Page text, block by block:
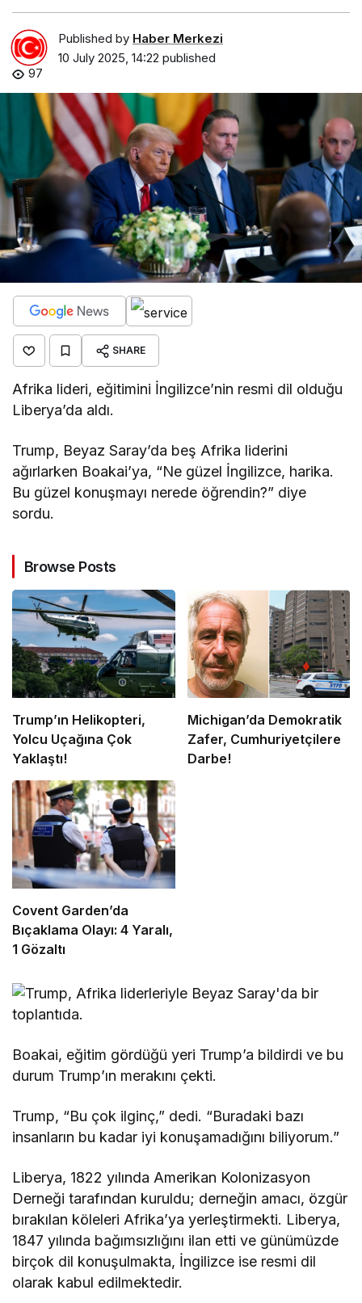
Published by Haber Merkezi
10 July 2025, 14:22 published
97
SHARE
Afrika lideri, eğitimini İngilizce’nin resmi dil olduğu
Liberya’da aldı.
Trump, Beyaz Saray’da beş Afrika liderini
ağırlarken Boakai’ya, “Ne güzel İngilizce, harika.
Bu güzel konuşmayı nerede öğrendin?” diye
sordu.
Browse Posts
Trump’ın Helikopteri,
Yolcu Uçağına Çok
Yaklaştı!
Michigan’da Demokratik
Zafer, Cumhuriyetçilere
Darbe!
Covent Garden’da
Bıçaklama Olayı: 4 Yaralı,
1 Gözaltı
Boakai, eğitim gördüğü yeri Trump’a bildirdi ve bu
durum Trump’ın merakını çekti.
Trump, “Bu çok ilginç,” dedi. “Buradaki bazı
insanların bu kadar iyi konuşamadığını biliyorum.”
Liberya, 1822 yılında Amerikan Kolonizasyon
Derneği tarafından kuruldu; derneğin amacı, özgür
bırakılan köleleri Afrika’ya yerleştirmekti. Liberya,
1847 yılında bağımsızlığını ilan etti ve günümüzde
birçok dil konuşulmakta, İngilizce ise resmi dil
olarak kabul edilmektedir.